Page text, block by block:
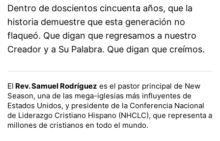
Dentro de doscientos cincuenta años, que la
historia demuestre que esta generación no
flaqueó. Que digan que regresamos a nuestro
Creador y a Su Palabra. Que digan que creímos.
El Rev. Samuel Rodríguez es el pastor principal de New
Season, una de las mega-iglesias más influyentes de
Estados Unidos, y presidente de la Conferencia Nacional
de Liderazgo Cristiano Hispano (NHCLC), que representa a
millones de cristianos en todo el mundo.